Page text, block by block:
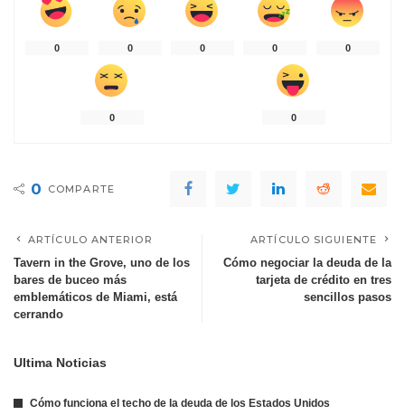
0 0 0 0 0
0 0
0 COMPARTE
ARTÍCULO ANTERIOR
Tavern in the Grove, uno de los
bares de buceo más
emblemáticos de Miami, está
cerrando
ARTÍCULO SIGUIENTE
Cómo negociar la deuda de la
tarjeta de crédito en tres
sencillos pasos
Ultima Noticias
Cómo funciona el techo de la deuda de los Estados Unidos